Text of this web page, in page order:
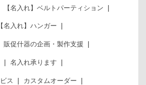
【名入れ】ベルトパーティション
【名入れ】ハンガー
販促什器の企画・製作支援
名入れ承ります
ス カスタムオーダー